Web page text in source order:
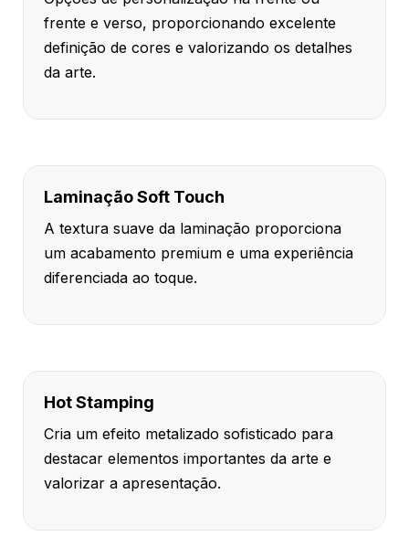
frente e verso, proporcionando excelente
definição de cores e valorizando os detalhes
da arte.
Laminação Soft Touch
A textura suave da laminação proporciona
um acabamento premium e uma experiência
diferenciada ao toque.
Hot Stamping
Cria um efeito metalizado sofisticado para
destacar elementos importantes da arte e
valorizar a apresentação.